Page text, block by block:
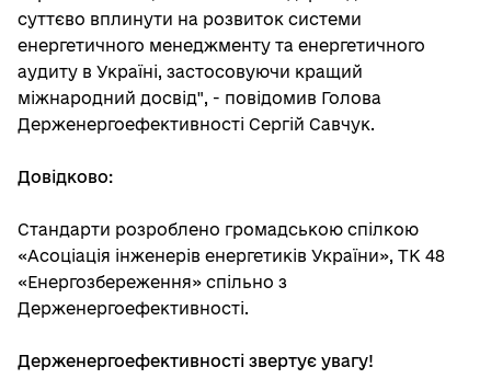
суттєво вплинути на розвиток системи
енергетичного менеджменту та енергетичного
аудиту в Україні, застосовуючи кращий
міжнародний досвід", - повідомив Голова
Держенергоефективності Сергій Савчук.
Довідково:
Стандарти розроблено громадською спілкою
«Асоціація інженерів енергетиків України», ТК 48
«Енергозбереження» спільно з
Держенергоефективності.
Держенергоефективності звертує увагу!